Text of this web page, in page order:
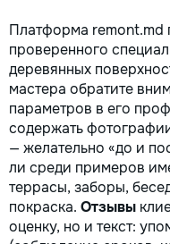
Платформа remont.md
проверенного
деревянных
мастера обратите
параметров в его
содержать
— желательно «до и
ли среди примеров
террасы, заборы,
покраска. Отзывы
оценку, но и текст: